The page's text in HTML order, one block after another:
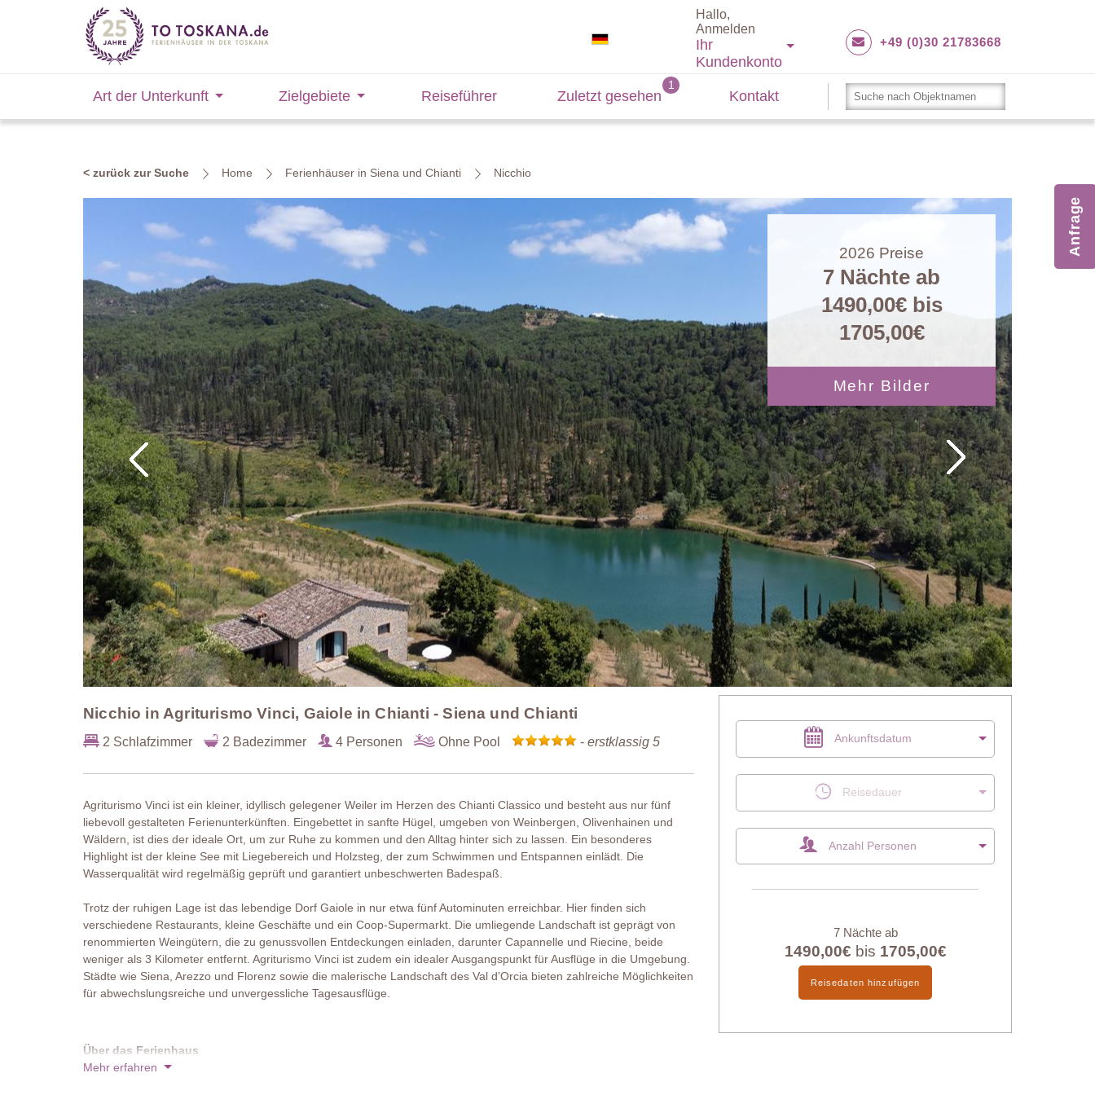
Hallo,
Anmelden
Ihr
Kundenkonto
+49 (0)30 21783668
Art der Unterkunft Zielgebiete Reiseführer Zuletzt gesehen Kontakt
< zurück zur Suche Home Ferienhäuser in Siena und Chianti Nicchio
2026 Preise
7 Nächte ab
1490,00€bis
1705,00€
Mehr Bilder
Nicchio in Agriturismo Vinci, Gaiole in Chianti - Siena und Chianti
2 Schlafzimmer 2 Badezimmer 4 Personen Ohne Pool - erstklassig 5
Agriturismo Vinci ist ein kleiner, idyllisch gelegener Weiler im Herzen des Chianti Classico und besteht aus nur fünf
liebevoll gestalteten Ferienunterkünften. Eingebettet in sanfte Hügel, umgeben von Weinbergen, Olivenhainen und
Wäldern, ist dies der ideale Ort, um zur Ruhe zu kommen und den Alltag hinter sich zu lassen. Ein besonderes
Highlight ist der kleine See mit Liegebereich und Holzsteg, der zum Schwimmen und Entspannen einlädt. Die
Wasserqualität wird regelmäßig geprüft und garantiert unbeschwerten Badespaß.
Trotz der ruhigen Lage ist das lebendige Dorf Gaiole in nur etwa fünf Autominuten erreichbar. Hier finden sich
verschiedene Restaurants, kleine Geschäfte und ein Coop-Supermarkt. Die umliegende Landschaft ist geprägt von
renommierten Weingütern, die zu genussvollen Entdeckungen einladen, darunter Capannelle und Riecine, beide
weniger als 3 Kilometer entfernt. Agriturismo Vinci ist zudem ein idealer Ausgangspunkt für Ausflüge in die Umgebung.
Städte wie Siena, Arezzo und Florenz sowie die malerische Landschaft des Val d’Orcia bieten zahlreiche Möglichkeiten
für abwechslungsreiche und unvergessliche Tagesausflüge.
Über das Ferienhaus
Nicchio ist ein freistehendes Ferienhaus aus Naturstein, etwas abseits der übrigen Häuser des Weilers gelegen und
Mehr erfahren
Ankunftsdatum
Reisedauer
Anzahl Personen
7 Nächte ab
1490,00€ bis 1705,00€
Reisedaten hinzufügen
Anfrage